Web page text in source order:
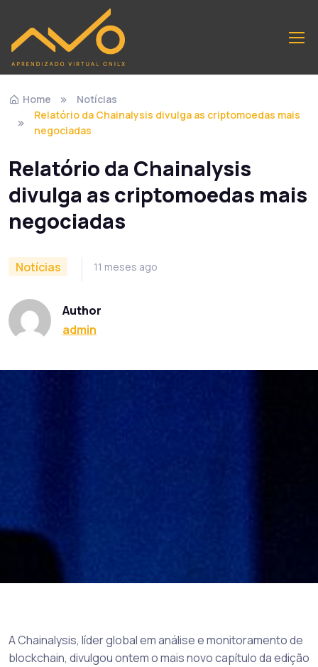
Home
Notícias
Relatório da Chainalysis divulga as criptomoedas mais
negociadas
Relatório da Chainalysis
divulga as criptomoedas mais
negociadas
Notícias 11 meses ago
Author
admin
A Chainalysis, líder global em análise e monitoramento de
blockchain, divulgou ontem o mais novo capítulo da edição